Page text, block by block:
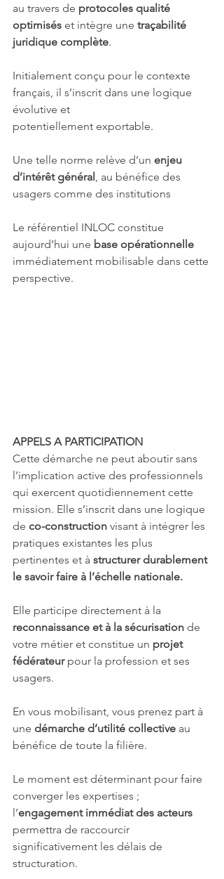
au travers de protocoles qualité
optimisés et intègre une traçabilité
juridique complète.
Initialement conçu pour le contexte
français, il s’inscrit dans une logique
évolutive et
potentiellement exportable.
Une telle norme relève d’un enjeu
d’intérêt général , au bénéfice des
usagers comme des institutions
Le référentiel INLOC constitue
aujourd’hui une base opérationnelle
immédiatement mobilisable dans cette
perspective.
APPELS A PARTICIPATION
Cette démarche ne peut aboutir sans
l’implication active des professionnels
qui exercent quotidiennement cette
mission. Elle s’inscrit dans une logique
de co-construction visant à intégrer les
pratiques existantes les plus
pertinentes et à structurer durablement
le savoir faire à l’échelle nationale.
Elle participe directement à la
reconnaissance et à la sécurisation de
votre métier et constitue un projet
fédérateur pour la profession et ses
usagers.
En vous mobilisant, vous prenez part à
une démarche d’utilité collective au
bénéfice de toute la filière.
Le moment est déterminant pour faire
converger les expertises ;
l’engagement immédiat des acteurs
permettra de raccourcir
significativement les délais de
structuration.